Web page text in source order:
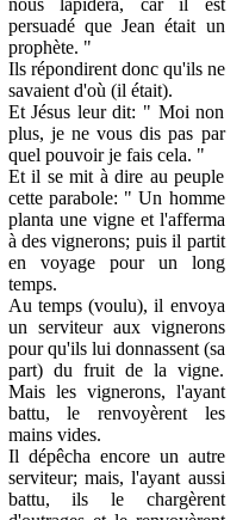
persuadé que Jean était un
prophète. "
Ils répondirent donc qu'ils ne
savaient d'où (il était).
Et Jésus leur dit: " Moi non
plus, je ne vous dis pas par
quel pouvoir je fais cela. "
Et il se mit à dire au peuple
cette parabole: " Un homme
planta une vigne et l'afferma
à des vignerons; puis il partit
en voyage pour un long
temps.
Au temps (voulu), il envoya
un serviteur aux vignerons
pour qu'ils lui donnassent (sa
part) du fruit de la vigne.
Mais les vignerons, l'ayant
battu, le renvoyèrent les
mains vides.
Il dépêcha encore un autre
serviteur; mais, l'ayant aussi
battu, ils le chargèrent